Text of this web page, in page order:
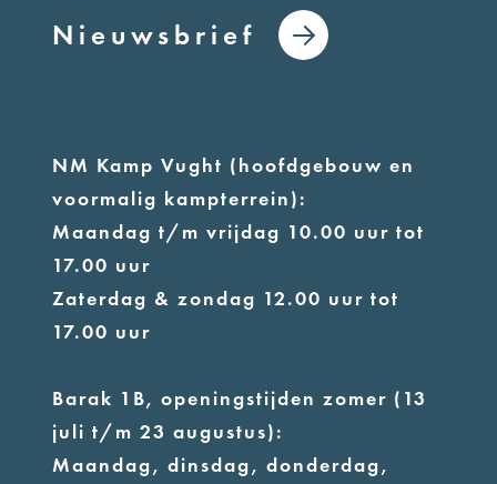
Nieuwsbrief
NM Kamp Vught (hoofdgebouw en
voormalig kampterrein):
Maandag t/m vrijdag 10.00 uur tot
17.00 uur
Zaterdag & zondag 12.00 uur tot
17.00 uur
Barak 1B, openingstijden zomer (13
juli t/m 23 augustus):
Maandag, dinsdag, donderdag,